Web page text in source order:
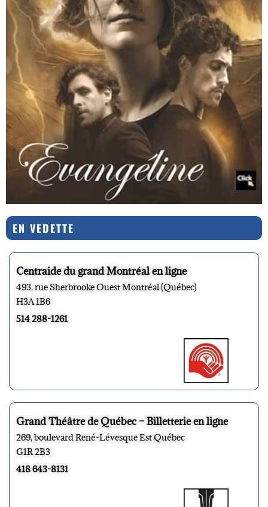
EN VEDETTE
Centraide du grand Montréal en ligne
493, rue Sherbrooke Ouest Montréal (Québec)
H3A 1B6
514 288-1261
Grand Théâtre de Québec – Billetterie en ligne
269, boulevard René-Lévesque Est Québec
G1R 2B3
418 643-8131